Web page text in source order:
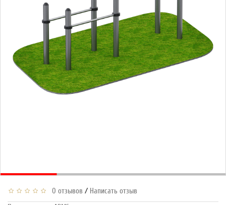
0 отзывов / Написать отзыв